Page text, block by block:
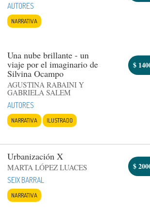
AUTORES
NARRATIVA
Una nube brillante - un
viaje por el imaginario de
Silvina Ocampo
AGUSTINA RABAINI Y
GABRIELA SALEM
AUTORES
NARRATIVA ILUSTRADO
$
Urbanización X
MARTA LÓPEZ LUACES
SEIX BARRAL
NARRATIVA
$